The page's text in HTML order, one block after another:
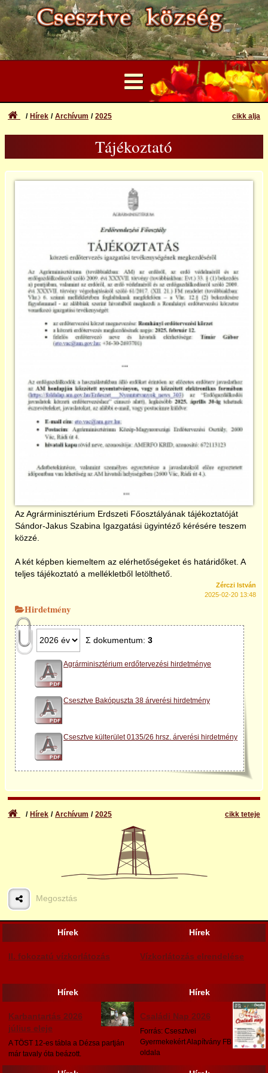
...
2017
2020
2021
2024
Felhasználói Fiók
Elfelejtett azonosító vagy jelszó
Bejelentkezés
cikk alja
Hírek Archívum 2025
Tájékoztató
Az Agrárminisztérium Erdszeti Főosztályának tájékoztatóját
Sándor-Jakus Szabina Igazgatási ügyintéző kérésére teszem
közzé.
A két képben kiemeltem az elérhetőségeket és határidőket. A
teljes tájékoztató a mellékletből letölthető.
Zérczi István
2025-02-20 13:48
Hirdetmény
Σ dokumentum: 3
Agrárminisztérium erdőtervezési hirdetménye
Csesztve Bakópuszta 38 árverési hirdetmény
Csesztve külterület 0135/26 hrsz. árverési hirdetmény
cikk teteje
Hírek Archívum 2025
Megosztás
Hírek
II. fokozatú vízkorlátozás
Hírek
Vízkorlátozás elrendelése
Hírek
Karbantartás 2026
július eleje
A TÖST 12-es tábla a Dézsa partján
már tavaly óta beázott.
Hírek
Családi Nap 2026
Forrás: Csesztvei
Gyermekekért Alapítvány FB
oldala